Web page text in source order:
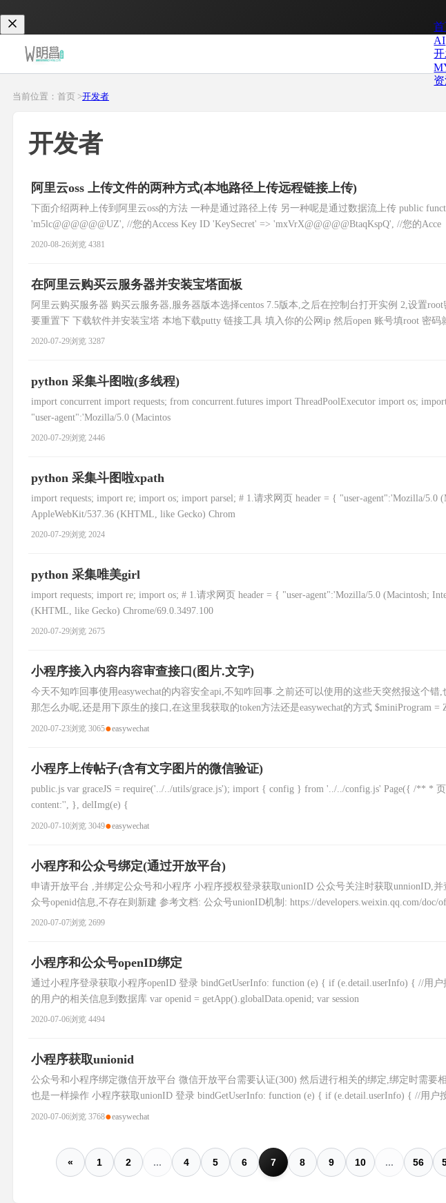
AI
当前位置：首页 >开发者
开发者
阿里云oss 上传文件的两种方式(本地路径上传远程链接上传)
下面介绍两种上传到阿里云oss的方法 一种是通过路径上传 另一种呢是通过数据流上传 public
'm5lc@@@@@@UZ', //您的Access Key ID 'KeySecret' => 'mxVrX@@@@@BtaqKspQ', //您的Acce
2020-08-26浏览 4381
在阿里云购买云服务器并安装宝塔面板
阿里云购买服务器 购买云服务器,服务器版本选择centos 7.5版本,之后在控制台打开实例 2,设置
要重置下 下载软件并安装宝塔 本地下载putty 链接工具 填入你的公网ip 然后open 账号填root 密
安装sh 参考地址:https://www.bt.c
2020-07-29浏览 3287
python 采集斗图啦(多线程)
import concurrent import requests; from concurrent.futures import ThreadPoolExecutor import os;
"user-agent":'Mozilla/5.0 (Macintos
2020-07-29浏览 2446
python 采集斗图啦xpath
import requests; import re; import os; import parsel; # 1.请求网页 header = { "user-agent":'Mozilla/5.0
AppleWebKit/537.36 (KHTML, like Gecko) Chrom
2020-07-29浏览 2024
python 采集唯美girl
import requests; import re; import os; # 1.请求网页 header = { "user-agent":'Mozilla/5.0 (Macintosh;
(KHTML, like Gecko) Chrome/69.0.3497.100
2020-07-29浏览 2675
小程序接入内容内容审查接口(图片.文字)
今天不知咋回事使用easywechat的内容安全api,不知咋回事.之前还可以使用的这些天突然报这个
那怎么办呢,还是用下原生的接口,在这里我获取的token方法还是easywechat的方式 $miniProgram =
$mi
2020-07-23浏览 3065●easywechat
小程序上传帖子(含有文字图片的微信验证)
public.js var graceJS = require('../../utils/grace.js'); import { config } from '../../config.js' Page({ /** *
content:'', }, delImg(e) {
2020-07-10浏览 3049●easywechat
小程序和公众号绑定(通过开放平台)
申请开放平台 ,并绑定公众号和小程序 小程序授权登录获取unionID 公众号关注时获取unnionID,
众号openid信息,不存在则新建 参考文档: 公众号unionID机制: https://developers.weixin.qq.com/doc/
2020-07-07浏览 2699
小程序和公众号openID绑定
通过小程序登录获取小程序openID 登录 bindGetUserInfo: function (e) { if (e.detail.userInfo) { //用
的用户的相关信息到数据库 var openid = getApp().globalData.openid; var session
2020-07-06浏览 4494
小程序获取unionid
公众号和小程序绑定微信开放平台 微信开放平台需要认证(300) 然后进行相关的绑定,绑定时需要
也是一样操作 小程序获取unionID 登录 bindGetUserInfo: function (e) { if (e.detail.userInfo) { //用户
2020-07-06浏览 3768●easywechat
« 1 2 ... 4 5 6 7 8 9 10 ... 56